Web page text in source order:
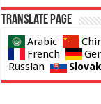
Translate page
Arabic
French
Russian
Slovak